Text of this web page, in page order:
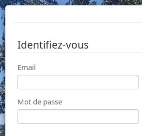
Identifiez-vous
Email
Mot de passe